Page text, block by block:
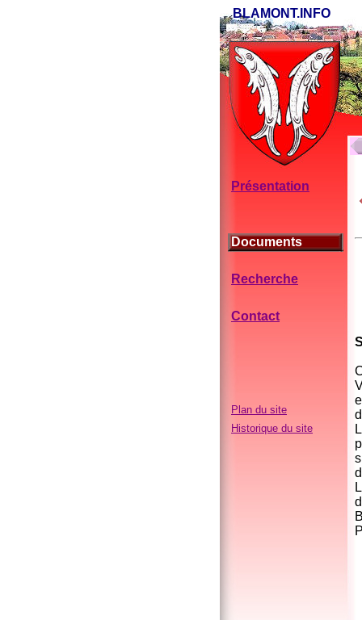
BLAMONT.INFO
Présentation
Documents
Recherche
Contact
Plan du site
Historique du site